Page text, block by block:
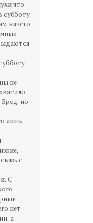
что
субботу
ничего
не
Бред, но
лишь
с
С
нет
а